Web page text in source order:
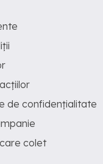
de confidențialitate
colet